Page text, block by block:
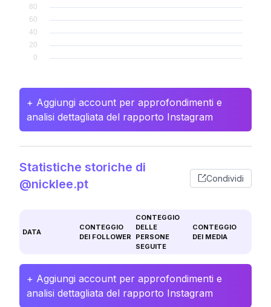
+ Aggiungi account per approfondimenti e
analisi dettagliata del rapporto Instagram
Statistiche storiche di
@nicklee.pt
Condividi
DATA
CONTEGGIO
DEI FOLLOWER
CONTEGGIO
DELLE
PERSONE
SEGUITE
CONTEGGIO
DEI MEDIA
+ Aggiungi account per approfondimenti e
analisi dettagliata del rapporto Instagram